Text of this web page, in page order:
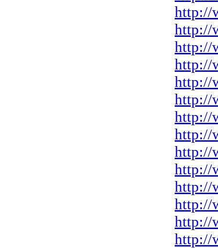
http://
http://
http://
http://
http://
http://
http://
http://
http://
http://
http://
http://
http://
http://